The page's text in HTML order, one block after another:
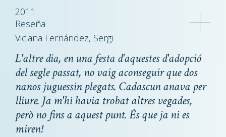
2011
Reseña
Viciana Fernández, Sergi
L'altre dia, en una festa d'aquestes d'adopció
del segle passat, no vaig aconseguir que dos
nanos juguessin plegats. Cadascun anava per
lliure. Ja m'hi havia trobat altres vegades,
però no fins a aquest punt. És que ja ni es
miren!